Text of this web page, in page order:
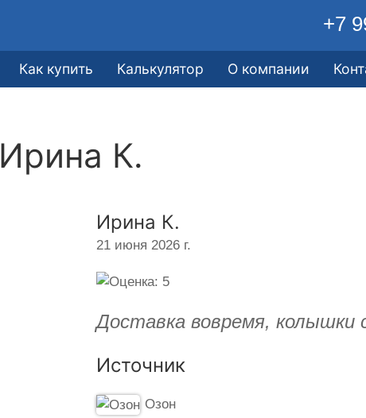
+7
Как купить Калькулятор О компании
Ирина К.
Ирина К.
21 июня 2026 г.
Доставка вовремя, колышки
Источник
Озон